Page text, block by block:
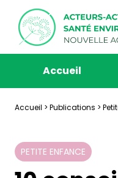
Accueil
Accueil > Publications >
PETITE ENFANCE